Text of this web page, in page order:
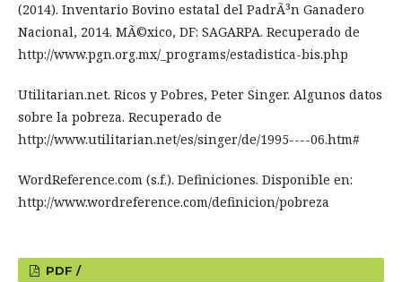
(2014). Inventario Bovino estatal del PadrÃ³n Ganadero
Nacional, 2014. MÃ©xico, DF: SAGARPA. Recuperado de
http://www.pgn.org.mx/_programs/estadistica-bis.php
Utilitarian.net. Ricos y Pobres, Peter Singer. Algunos datos
sobre la pobreza. Recuperado de
http://www.utilitarian.net/es/singer/de/1995----06.htm#
WordReference.com (s.f.). Definiciones. Disponible en:
http://www.wordreference.com/definicion/pobreza
PDF /